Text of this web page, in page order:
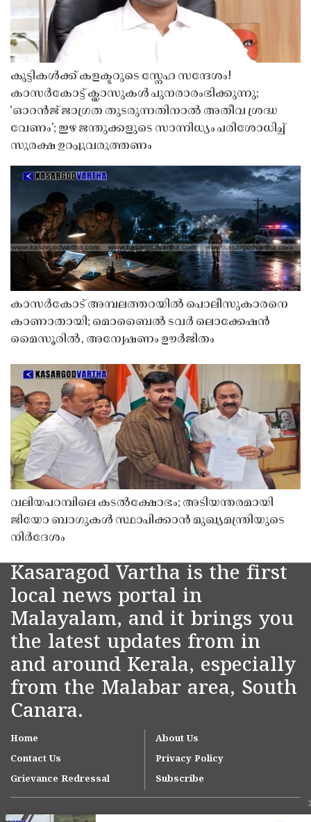
കുട്ടികൾക്ക് കളക്ടറുടെ സ്നേഹ സന്ദേശം!
കാസർകോട്ട് ക്ലാസുകൾ പുനരാരംഭിക്കുന്നു;
‘ഓറൻജ് ജാഗ്രത തുടരുന്നതിനാൽ അതീവ ശ്രദ്ധ
വേണം’; ഇഴ ജന്തുക്കളുടെ സാന്നിധ്യം പരിശോധിച്ച്
സുരക്ഷ ഉറപ്പുവരുത്തണം
കാസർകോട് അമ്പലത്തറയിൽ പൊലീസുകാരനെ
കാണാതായി; മൊബൈൽ ടവർ ലൊക്കേഷൻ
മൈസൂരിൽ, അന്വേഷണം ഊർജിതം
വലിയപറമ്പിലെ കടൽക്ഷോഭം; അടിയന്തരമായി
ജിയോ ബാഗുകൾ സ്ഥാപിക്കാൻ മുഖ്യമന്ത്രിയുടെ
നിർദേശം
Kasaragod Vartha is the first
local news portal in
Malayalam, and it brings you
the latest updates from in
and around Kerala, especially
from the Malabar area, South
Canara.
Home
About Us
Contact Us
Privacy Policy
Grievance Redressal
Subscribe